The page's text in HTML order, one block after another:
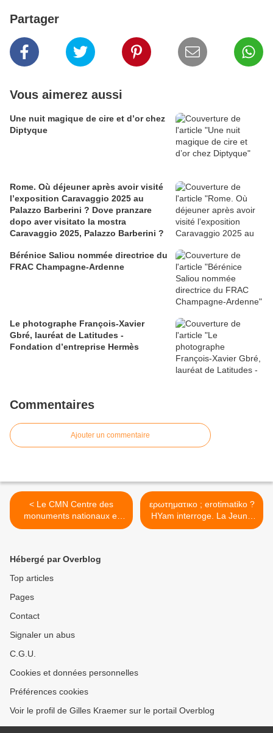
Partager
Vous aimerez aussi
​​​​​​​Une nuit magique de cire et d’or chez
Diptyque
Rome. Où déjeuner après avoir visité
l’exposition Caravaggio 2025 au
Palazzo Barberini ? Dove pranzare
dopo aver visitato la mostra
Caravaggio 2025, Palazzo Barberini ?
Bérénice Saliou nommée directrice du
FRAC Champagne-Ardenne
Le photographe François-Xavier
Gbré, lauréat de Latitudes -
Fondation d’entreprise Hermès
Commentaires
Ajouter un commentaire
< Le CMN Centre des
monuments nationaux et
l'hôtel de la Marine, Paris
ερωτηματικο ; erotimatiko ?
HYam interroge. La Jeune
Scène artistique
Hébergé par Overblog
Top articles
Pages
Contact
Signaler un abus
C.G.U.
Cookies et données personnelles
Préférences cookies
Voir le profil de Gilles Kraemer sur le portail Overblog